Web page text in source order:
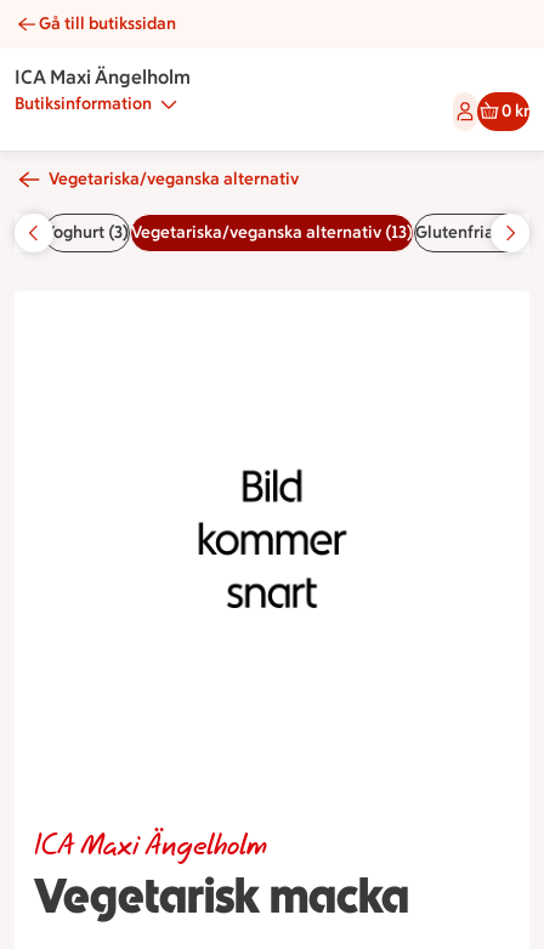
Vegetarisk macka | Catering ICA Maxi Ängelholm
Gå till butikssidan
ICA Maxi Ängelholm
Butiksinformation 0 kr
Vegetariska/veganska alternativ
(5) Yoghurt (3)Vegetariska/veganska alternativ (13)Glutenfria
Vegetarisk macka
ICA Maxi Ängelholm